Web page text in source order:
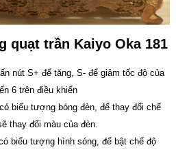
quạt trần Kaiyo Oka 181
nút S+ để tăng, S- để giảm tốc độ của
6 trên điều khiển
biểu tượng bóng đèn, để thay đổi chế
thay đổi màu của đèn.
biểu tượng hình sóng, để bật chế độ